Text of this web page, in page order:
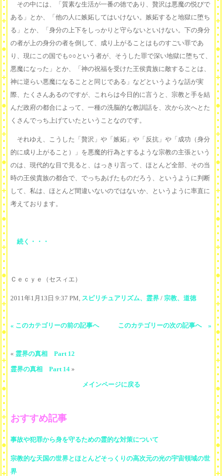
その中には、「質素な生活が一番の徳であり、贅沢は悪魔の悦びで
ある」とか、「他の人に嫉妬してはいけない。嫉妬すると地獄に堕ち
る」とか、「身分の上下をしっかりと守らないといけない。下の身分
の者が上の身分の者を倒して、成り上がることはものすごい罪であ
り、現にこの国でも○○という者が、そうした罪で深い地獄に堕ちて、
悪魔になった」とか、「神の祝福を受けた王侯貴族に敵することは、
神に逆らい悪魔になることと同じである」などというような話が実
際、たくさんあるのですが、これらは今日的に言うと、宗教と手を結
んだ政府の都合によって、一種の洗脳的な教訓話を、次から次へとた
くさんでっち上げていたということなのです。
それゆえ、こうした「贅沢」や「嫉妬」や「反抗」や「成功（身分
的に成り上がること）」を悪魔的行為とするような宗教の主張という
のは、現代的な目で見ると、はっきり言って、ほとんど全部、その当
時の王侯貴族の都合で、でっちあげたものだろう、というように判断
して、私は、ほとんど間違いないのではないか、というように率直に
考えております。
続く・・・
Ｃｅｃｙｅ（セスィエ）
2011年1月13日 9:37 PM, スピリチュアリズム、霊界 / 宗教、道徳
« このカテゴリーの前の記事へ このカテゴリーの次の記事へ »
« 霊界の真相 Part 12
霊界の真相 Part 14 »
メインページに戻る
おすすめ記事
事故や犯罪から身を守るための霊的な対策について
宗教的な天国の世界とほとんどそっくりの高次元の光の宇宙領域の世
界